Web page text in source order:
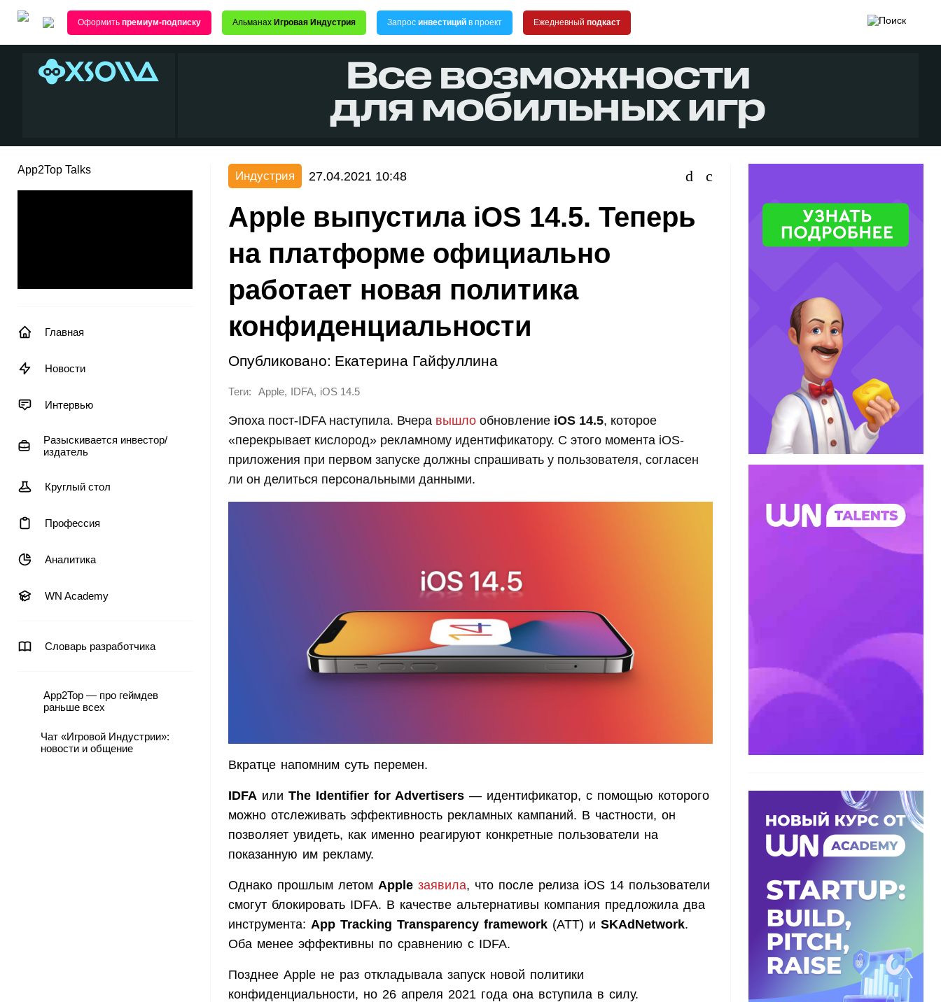
Оформить премиум-подписку Альманах Игровая Индустрия Запрос инвестиций в проект Ежедневный подкаст
App2Top Talks
Главная
Новости
Интервью
Разыскивается инвестор/
издатель
Круглый стол
Профессия
Аналитика
WN Academy
Словарь разработчика
App2Top — про геймдев
раньше всех
Чат «Игровой Индустрии»:
новости и общение
Индустрия 27.04.2021 10:48
Apple выпустила iOS 14.5. Теперь
на платформе официально
работает новая политика
конфиденциальности
Опубликовано: Екатерина Гайфуллина
Теги: Apple, IDFA, iOS 14.5
Эпоха пост-IDFA наступила. Вчера вышло обновление iOS 14.5, которое
«перекрывает кислород» рекламному идентификатору. С этого момента iOS-
приложения при первом запуске должны спрашивать у пользователя, согласен
ли он делиться персональными данными.
Вкратце напомним суть перемен.
IDFA или The Identifier for Advertisers — идентификатор, с помощью которого
можно отслеживать эффективность рекламных кампаний. В частности, он
позволяет увидеть, как именно реагируют конкретные пользователи на
показанную им рекламу.
Однако прошлым летом Apple заявила, что после релиза iOS 14 пользователи
смогут блокировать IDFA. В качестве альтернативы компания предложила два
инструмента: App Tracking Transparency framework (ATT) и SKAdNetwork.
Оба менее эффективны по сравнению с IDFA.
Позднее Apple не раз откладывала запуск новой политики
конфиденциальности, но 26 апреля 2021 года она вступила в силу.